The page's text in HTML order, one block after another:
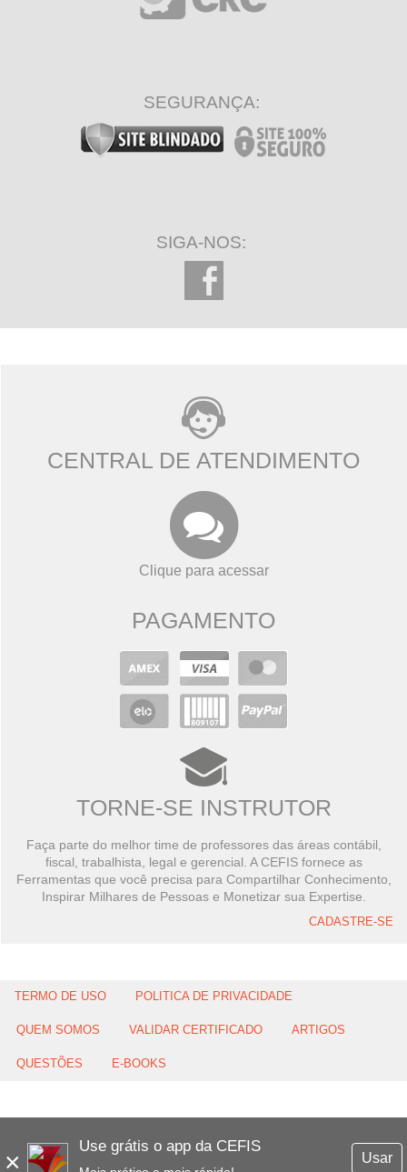
×
Use grátis o app da CEFIS
Usar
SEGURANÇA:
SIGA-NOS:
CENTRAL DE ATENDIMENTO
Clique para acessar
PAGAMENTO
TORNE-SE INSTRUTOR
Faça parte do melhor time de professores das áreas contábil,
fiscal, trabalhista, legal e gerencial. A CEFIS fornece as
Ferramentas que você precisa para Compartilhar Conhecimento,
Inspirar Milhares de Pessoas e Monetizar sua Expertise.
CADASTRE-SE
TERMO DE USO POLITICA DE PRIVACIDADE
QUEM SOMOS VALIDAR CERTIFICADO ARTIGOS
QUESTÕES E-BOOKS